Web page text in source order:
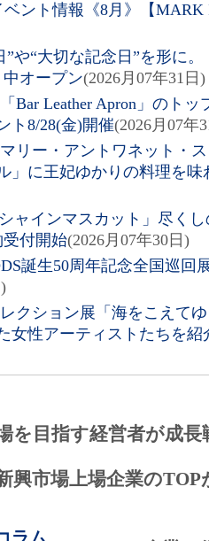
ント情報《8月》【MARK
”や“大切な記念日”を形に。
オープン(2026月07年31日)
Bar Leather Apron」のト
ト8/28(金)開催(2026月07年
リー・アントワネット・
」に王妃ゆかりの料理を
ャインマスカット」尽く
付開始(2026月07年30日)
誕生50周年記念全国巡回
クション展「海をこえて
女性アーティストたちを紹
を目指す経営者が成
興市場上場企業の